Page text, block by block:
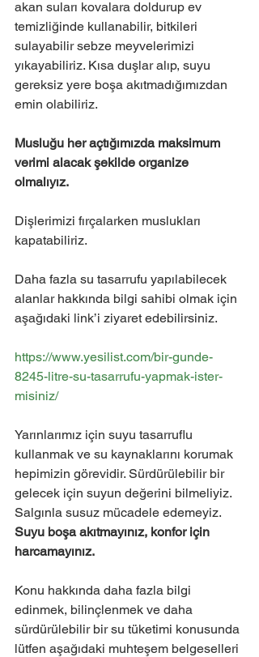
akan suları kovalara doldurup ev
temizliğinde kullanabilir, bitkileri
sulayabilir sebze meyvelerimizi
yıkayabiliriz. Kısa duşlar alıp, suyu
gereksiz yere boşa akıtmadığımızdan
emin olabiliriz.
Musluğu her açtığımızda maksimum
verimi alacak şekilde organize
olmalıyız.
Dişlerimizi fırçalarken muslukları
kapatabiliriz.
Daha fazla su tasarrufu yapılabilecek
alanlar hakkında bilgi sahibi olmak için
aşağıdaki link’i ziyaret edebilirsiniz.
https://www.yesilist.com/bir-gunde-
8245-litre-su-tasarrufu-yapmak-ister-
misiniz/
Yarınlarımız için suyu tasarruflu
kullanmak ve su kaynaklarını korumak
hepimizin görevidir. Sürdürülebilir bir
gelecek için suyun değerini bilmeliyiz.
Salgınla susuz mücadele edemeyiz.
Suyu boşa akıtmayınız, konfor için
harcamayınız.
Konu hakkında daha fazla bilgi
edinmek, bilinçlenmek ve daha
sürdürülebilir bir su tüketimi konusunda
lütfen aşağıdaki muhteşem belgeselleri